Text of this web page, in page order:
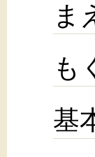
ま
も
基